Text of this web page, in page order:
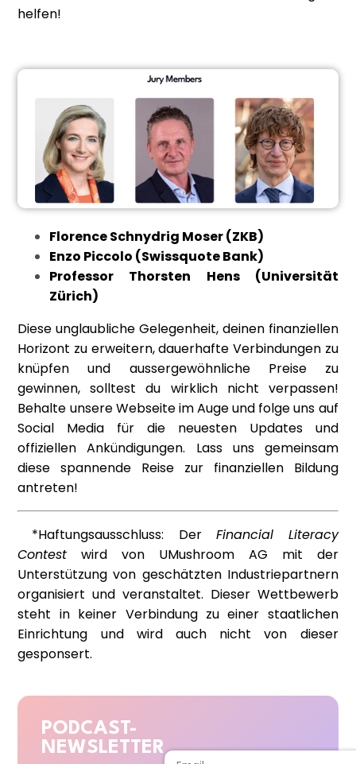
helfen!
Florence Schnydrig Moser (ZKB)
Enzo Piccolo (Swissquote Bank)
Professor Thorsten Hens (Universität
Zürich)
Diese unglaubliche Gelegenheit, deinen finanziellen
Horizont zu erweitern, dauerhafte Verbindungen zu
knüpfen und aussergewöhnliche Preise zu
gewinnen, solltest du wirklich nicht verpassen!
Behalte unsere Webseite im Auge und folge uns auf
Social Media für die neuesten Updates und
offiziellen Ankündigungen. Lass uns gemeinsam
diese spannende Reise zur finanziellen Bildung
antreten!
*Haftungsausschluss: Der Financial Literacy
Contest wird von UMushroom AG mit der
Unterstützung von geschätzten Industriepartnern
organisiert und veranstaltet. Dieser Wettbewerb
steht in keiner Verbindung zu einer staatlichen
Einrichtung und wird auch nicht von dieser
gesponsert.
PODCAST-
NEWSLETTER